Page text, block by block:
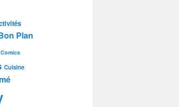
Plan
Comics
Cuisine